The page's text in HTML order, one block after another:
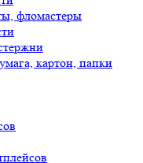
фломастеры
картон, папки